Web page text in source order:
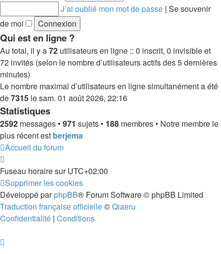
J’ai oublié mon mot de passe | Se souvenir
de moi
Qui est en ligne ?
Au total, il y a72 utilisateurs en ligne :: 0 inscrit, 0 invisible et
72 invités (selon le nombre d’utilisateurs actifs des 5 dernières
minutes)
Le nombre maximal d’utilisateurs en ligne simultanément a été
de7315 le sam. 01 août 2026, 22:16
Statistiques
2592 messages • 971 sujets • 188 membres • Notre membre le
plus récent est berjema
Accueil du forum
Fuseau horaire surUTC+02:00
Supprimer les cookies
Développé parphpBB® Forum Software © phpBB Limited
Traduction française officielle©Qiaeru
Confidentialité | Conditions